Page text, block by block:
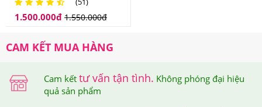
3.Viên Uống Collagen VS Shinbi Hyaluronic Acid
Sử Dụng?
1.500.000đ 1.550.000đ
CAM KẾT MUA HÀNG
Cam kết tư vấn tận tình. Không phóng đại hiệu
quả sản phẩm